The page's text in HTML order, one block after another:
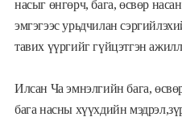
насыг өнгөрч, бага, өсвөр
эмгэгээс урьдчилан
тавих үүргийг гүйцэтгэн
Илсан Ча эмнэлгийн бага,
бага насны хүүхдийн